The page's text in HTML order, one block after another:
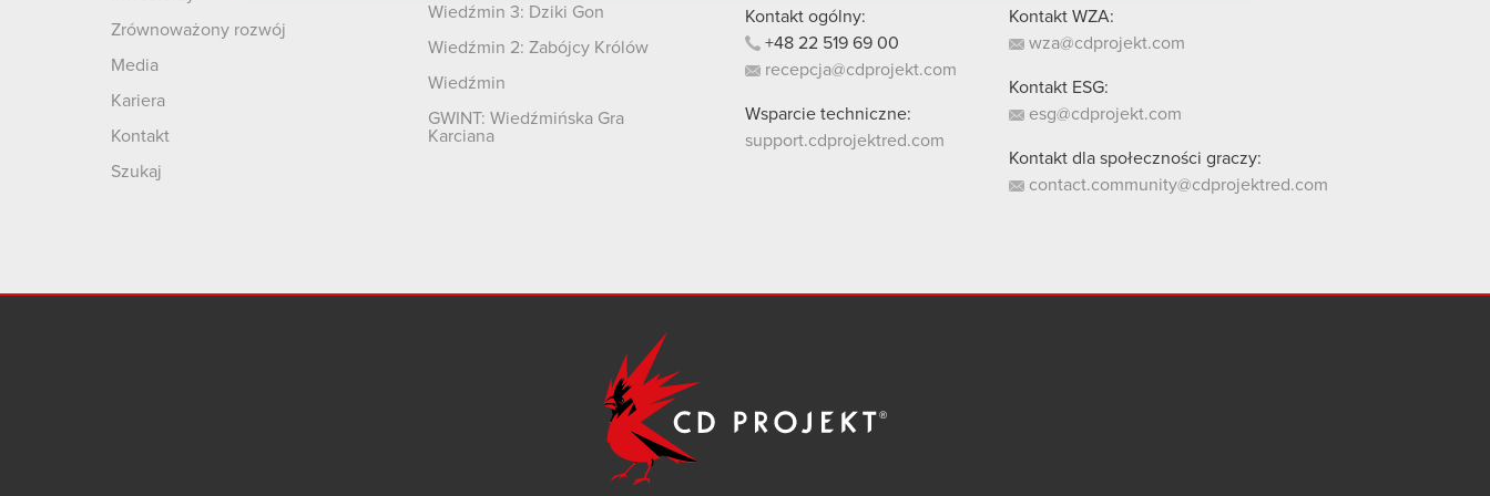
Zrównoważony rozwój
Media
Kariera
Kontakt
Szukaj
Wiedźmin 3: Dziki Gon
Wiedźmin 2: Zabójcy Królów
Wiedźmin
GWINT: Wiedźmińska Gra
Karciana
Kontakt ogólny:
+48 22 519 69 00
recepcja@cdprojekt.com
Wsparcie techniczne:
support.cdprojektred.com
Kontakt WZA:
wza@cdprojekt.com
Kontakt ESG:
esg@cdprojekt.com
Kontakt dla społeczności graczy:
contact.community@cdprojektred.com